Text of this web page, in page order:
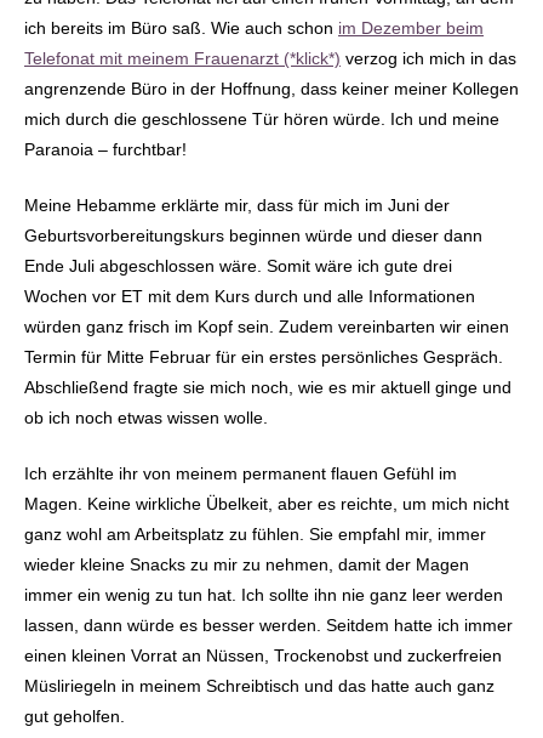
ich bereits im Büro saß. Wie auch schon im Dezember beim
Telefonat mit meinem Frauenarzt (*klick*) verzog ich mich in das
angrenzende Büro in der Hoffnung, dass keiner meiner Kollegen
mich durch die geschlossene Tür hören würde. Ich und meine
Paranoia – furchtbar!
Meine Hebamme erklärte mir, dass für mich im Juni der
Geburtsvorbereitungskurs beginnen würde und dieser dann
Ende Juli abgeschlossen wäre. Somit wäre ich gute drei
Wochen vor ET mit dem Kurs durch und alle Informationen
würden ganz frisch im Kopf sein. Zudem vereinbarten wir einen
Termin für Mitte Februar für ein erstes persönliches Gespräch.
Abschließend fragte sie mich noch, wie es mir aktuell ginge und
ob ich noch etwas wissen wolle.
Ich erzählte ihr von meinem permanent flauen Gefühl im
Magen. Keine wirkliche Übelkeit, aber es reichte, um mich nicht
ganz wohl am Arbeitsplatz zu fühlen. Sie empfahl mir, immer
wieder kleine Snacks zu mir zu nehmen, damit der Magen
immer ein wenig zu tun hat. Ich sollte ihn nie ganz leer werden
lassen, dann würde es besser werden. Seitdem hatte ich immer
einen kleinen Vorrat an Nüssen, Trockenobst und zuckerfreien
Müsliriegeln in meinem Schreibtisch und das hatte auch ganz
gut geholfen.